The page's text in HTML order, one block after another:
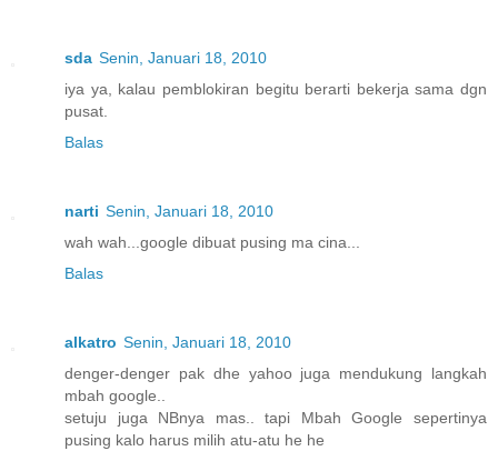
sda Senin, Januari 18, 2010
iya ya, kalau pemblokiran begitu berarti bekerja sama dgn
pusat.
Balas
narti Senin, Januari 18, 2010
wah wah...google dibuat pusing ma cina...
Balas
alkatro Senin, Januari 18, 2010
denger-denger pak dhe yahoo juga mendukung langkah
mbah google..
setuju juga NBnya mas.. tapi Mbah Google sepertinya
pusing kalo harus milih atu-atu he he